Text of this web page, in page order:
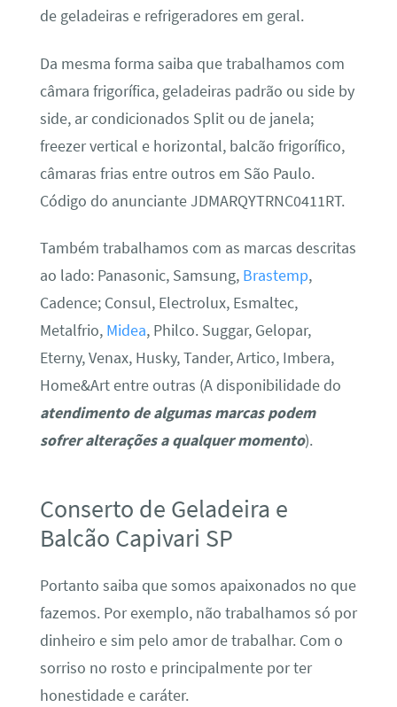
de geladeiras e refrigeradores em geral.
Da mesma forma saiba que trabalhamos com
câmara frigorífica, geladeiras padrão ou side by
side, ar condicionados Split ou de janela;
freezer vertical e horizontal, balcão frigorífico,
câmaras frias entre outros em São Paulo.
Código do anunciante JDMARQYTRNC0411RT.
Também trabalhamos com as marcas descritas
ao lado: Panasonic, Samsung, Brastemp,
Cadence; Consul, Electrolux, Esmaltec,
Metalfrio, Midea, Philco. Suggar, Gelopar,
Eterny, Venax, Husky, Tander, Artico, Imbera,
Home&Art entre outras (A disponibilidade do
atendimento de algumas marcas podem
sofrer alterações a qualquer momento).
Conserto de Geladeira e
Balcão Capivari SP
Portanto saiba que somos apaixonados no que
fazemos. Por exemplo, não trabalhamos só por
dinheiro e sim pelo amor de trabalhar. Com o
sorriso no rosto e principalmente por ter
honestidade e caráter.